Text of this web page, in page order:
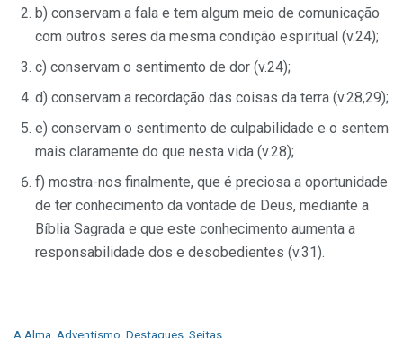
b) conservam a fala e tem algum meio de comunicação
com outros seres da mesma condição espiritual (v.24);
c) conservam o sentimento de dor (v.24);
d) conservam a recordação das coisas da terra (v.28,29);
e) conservam o sentimento de culpabilidade e o sentem
mais claramente do que nesta vida (v.28);
f) mostra-nos finalmente, que é preciosa a oportunidade
de ter conhecimento da vontade de Deus, mediante a
Bíblia Sagrada e que este conhecimento aumenta a
responsabilidade dos e desobedientes (v.31).
C
A Alma Adventismo Destaques Seitas